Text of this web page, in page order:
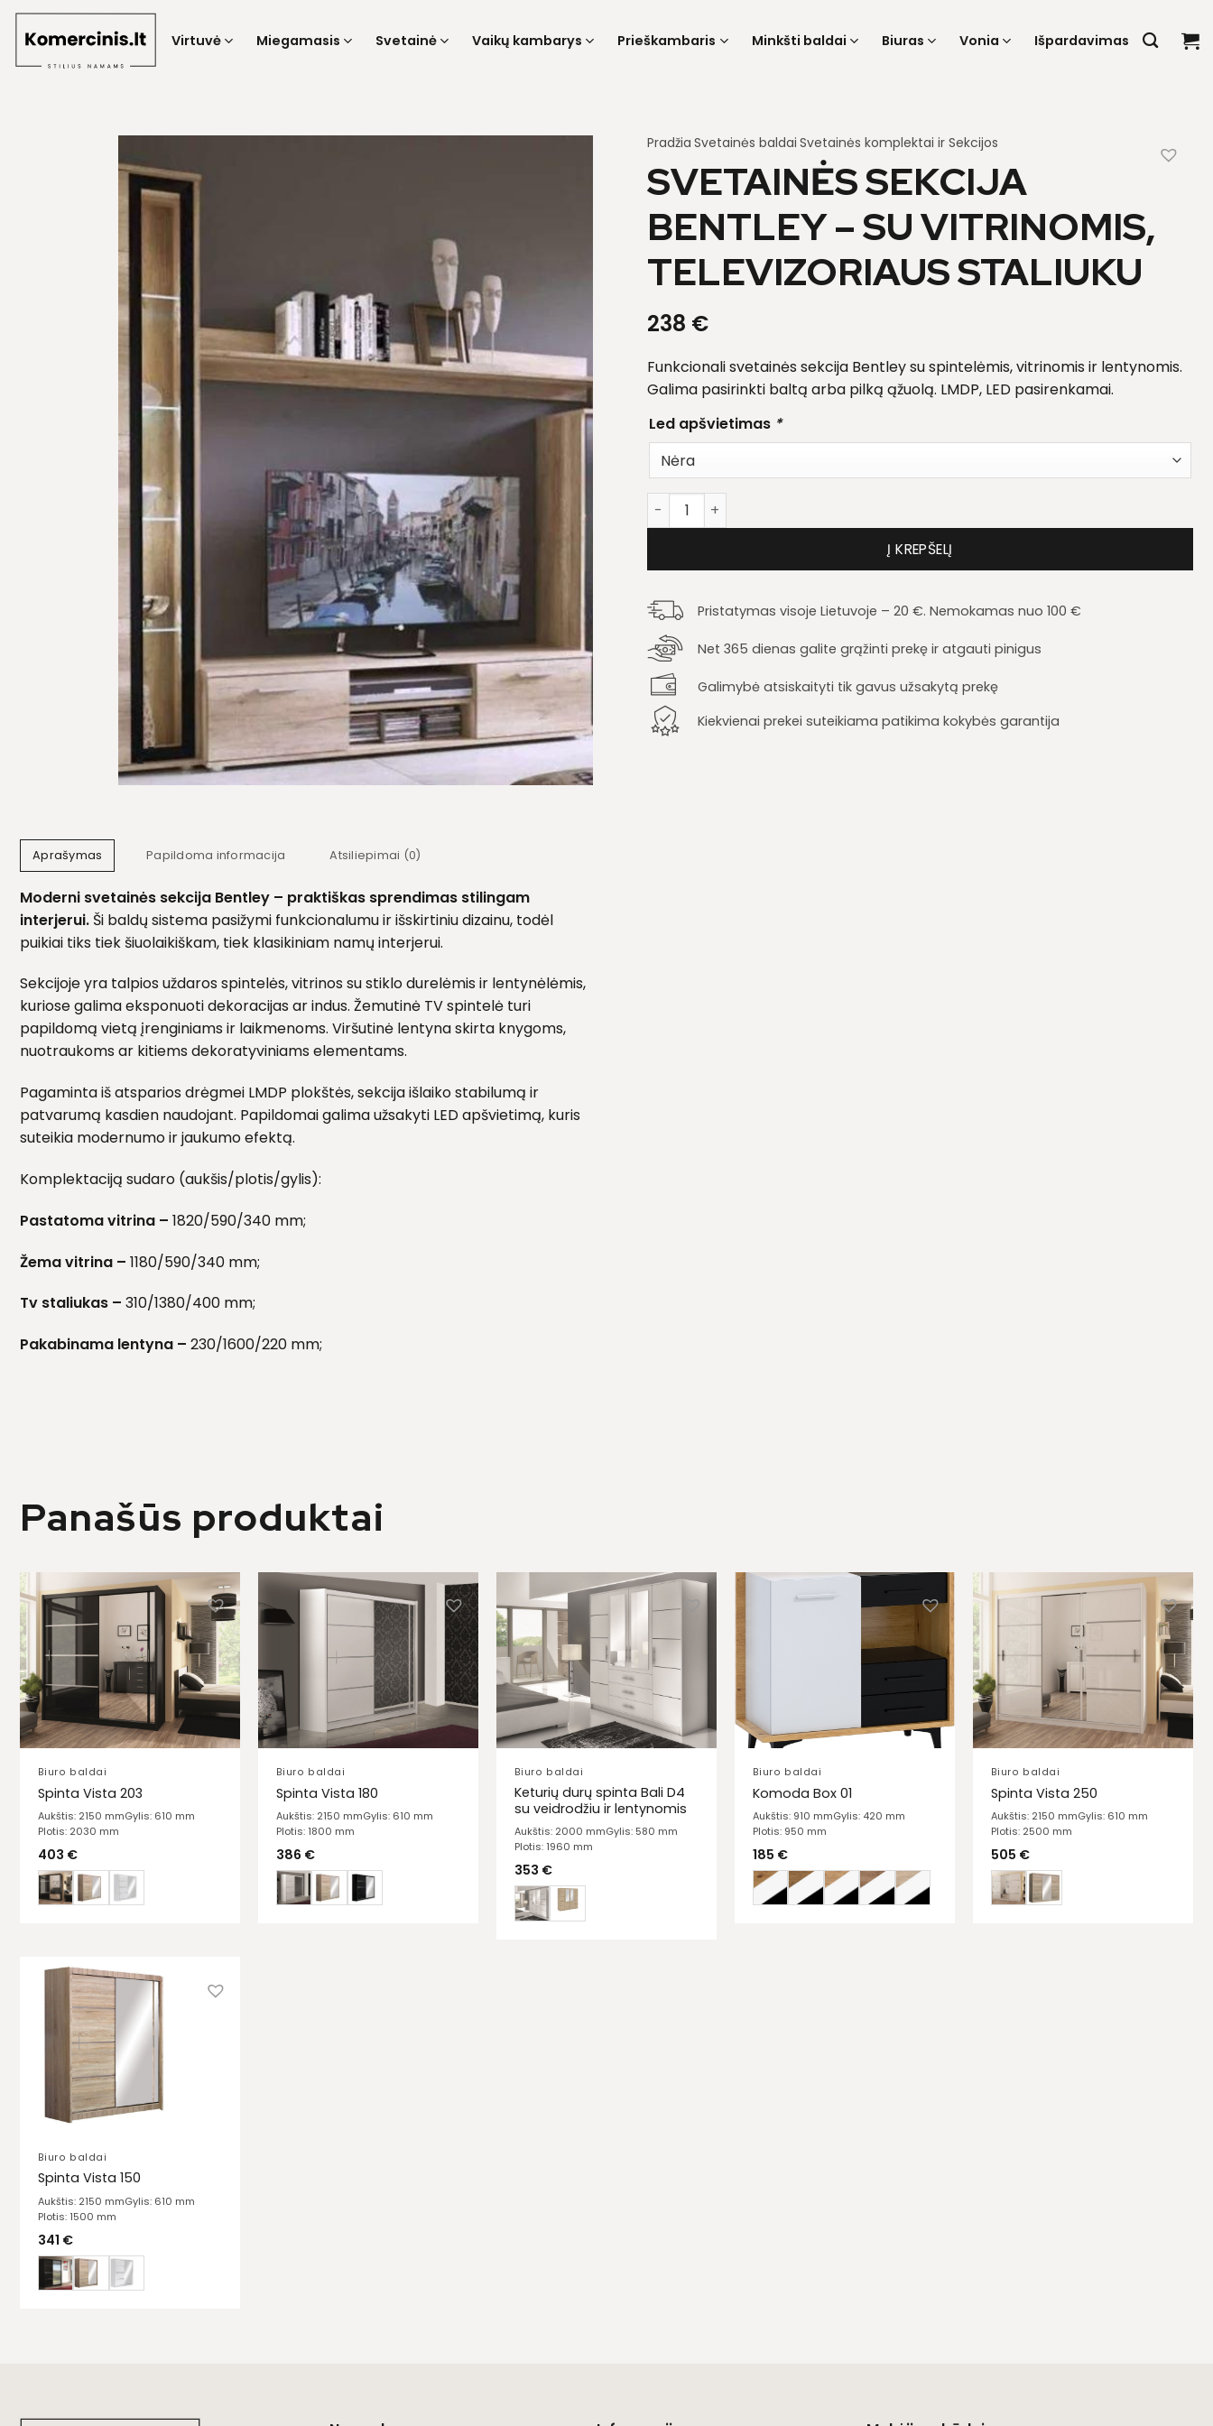
Skip
Virtuvė Miegamasis Svetainė Vaikų kambarys Prieškambaris Minkšti baldai Biuras Vonia Išpardavimas
Aprašymas Papildoma informacija Atsiliepimai (0)
Moderni svetainės sekcija Bentley – praktiškas sprendimas stilingam
interjerui. Ši baldų sistema pasižymi funkcionalumu ir išskirtiniu dizainu, todėl
puikiai tiks tiek šiuolaikiškam, tiek klasikiniam namų interjerui.
Sekcijoje yra talpios uždaros spintelės, vitrinos su stiklo durelėmis ir lentynėlėmis,
kuriose galima eksponuoti dekoracijas ar indus. Žemutinė TV spintelė turi
papildomą vietą įrenginiams ir laikmenoms. Viršutinė lentyna skirta knygoms,
nuotraukoms ar kitiems dekoratyviniams elementams.
Pagaminta iš atsparios drėgmei LMDP plokštės, sekcija išlaiko stabilumą ir
patvarumą kasdien naudojant. Papildomai galima užsakyti LED apšvietimą, kuris
suteikia modernumo ir jaukumo efektą.
Komplektaciją sudaro (aukšis/plotis/gylis):
Pastatoma vitrina – 1820/590/340 mm;
Žema vitrina – 1180/590/340 mm;
Tv staliukas – 310/1380/400 mm;
Pakabinama lentyna – 230/1600/220 mm;
Pradžia Svetainės baldai Svetainės komplektai ir Sekcijos
SVETAINĖS SEKCIJA
BENTLEY – SU VITRINOMIS,
TELEVIZORIAUS STALIUKU
238 €
Funkcionali svetainės sekcija Bentley su spintelėmis, vitrinomis ir lentynomis.
Galima pasirinkti baltą arba pilką ąžuolą. LMDP, LED pasirenkamai.
Led apšvietimas *
produkto kiekis: Svetainės sekcija Bentley – su vitrinomis, televizoriaus staliuku
Į KREPŠELĮ
Pristatymas visoje Lietuvoje – 20 €. Nemokamas nuo 100 €
Net 365 dienas galite grąžinti prekę ir atgauti pinigus
Galimybė atsiskaityti tik gavus užsakytą prekę
Kiekvienai prekei suteikiama patikima kokybės garantija
Panašūs produktai
Biuro baldai
Spinta Vista 203
Aukštis: 2150 mmGylis: 610 mm
Plotis: 2030 mm
403 €
Biuro baldai
Spinta Vista 180
Aukštis: 2150 mmGylis: 610 mm
Plotis: 1800 mm
386 €
Biuro baldai
Keturių durų spinta Bali D4
su veidrodžiu ir lentynomis
Aukštis: 2000 mmGylis: 580 mm
Plotis: 1960 mm
353 €
Biuro baldai
Komoda Box 01
Aukštis: 910 mmGylis: 420 mm
Plotis: 950 mm
185 €
Biuro baldai
Spinta Vista 250
Aukštis: 2150 mmGylis: 610 mm
Plotis: 2500 mm
505 €
Biuro baldai
Spinta Vista 150
Aukštis: 2150 mmGylis: 610 mm
Plotis: 1500 mm
341 €